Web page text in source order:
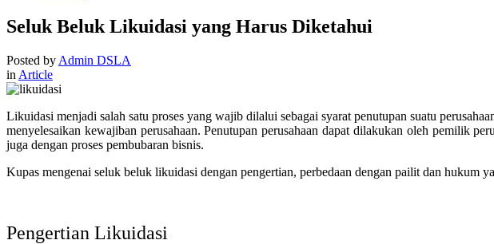
Seluk Beluk Likuidasi yang Harus Diketahui
Posted by Admin DSLA
in Article
Likuidasi menjadi salah satu proses yang wajib dilalui sebagai syarat penutupan suatu
menyelesaikan kewajiban perusahaan. Penutupan perusahaan dapat dilakukan oleh pemilik
juga dengan proses pembubaran bisnis.
Kupas mengenai seluk beluk likuidasi dengan pengertian, perbedaan dengan pailit dan hukum
Pengertian Likuidasi